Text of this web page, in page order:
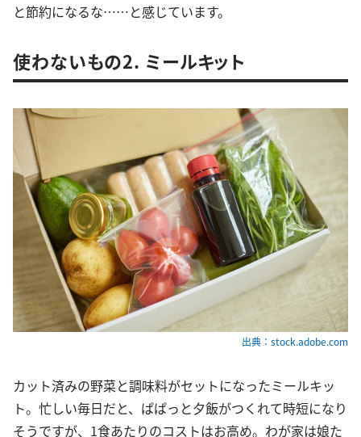
と節約になるな……と感じています。
使わないもの2. ミールキット
出典：stock.adobe.com
カット済みの野菜と調味料がセットになったミールキッ
ト。忙しい毎日だと、ぱぱっと夕飯がつくれて時短になり
そうですが、1食あたりのコストはお高め。わが家は娘た